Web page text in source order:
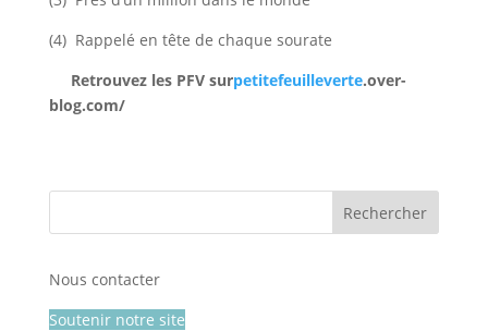
(4) Rappelé en tête de chaque sourate
Retrouvez les PFV surpetitefeuilleverte.over-
blog.com/
Nous contacter
Soutenir notre site